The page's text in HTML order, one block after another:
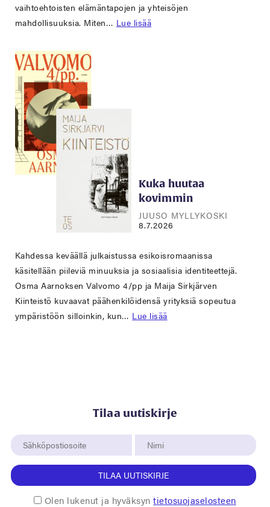
vaihtoehtoisten elämäntapojen ja yhteisöjen
mahdollisuuksia. Miten… Lue lisää
Kuka huutaa
kovimmin
JUUSO MYLLYKOSKI
8.7.2026
Kahdessa keväällä julkaistussa esikoisromaanissa
käsitellään piileviä minuuksia ja sosiaalisia identiteettejä.
Osma Aarnoksen Valvomo 4/pp ja Maija Sirkjärven
Kiinteistö kuvaavat päähenkilöidensä yrityksiä sopeutua
ympäristöön silloinkin, kun… Lue lisää
Tilaa uutiskirje
TILAA UUTISKIRJE
Olen lukenut ja hyväksyntietosuojaselosteen